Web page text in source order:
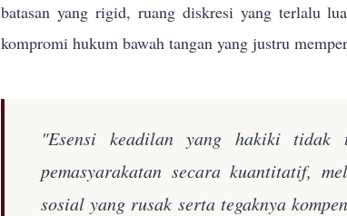
batasan yang rigid, ruang diskresi yang terlalu
kompromi hukum bawah tangan yang justru
"Esensi keadilan yang hakiki tidak
pemasyarakatan secara kuantitatif,
sosial yang rusak serta tegaknya